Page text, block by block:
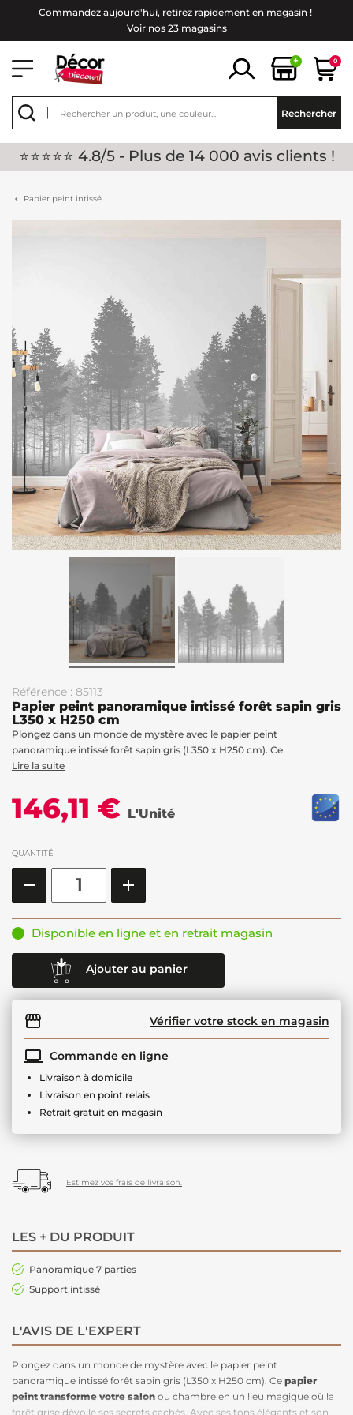
Commandez aujourd'hui, retirez rapidement en magasin !
Voir nos 23 magasins
+ 0
Rechercher
⭐⭐⭐⭐⭐ 4.8/5 - Plus de 14 000 avis clients !
Papier peint intissé
Référence : 85113
Papier peint panoramique intissé forêt sapin gris
L350 x H250 cm
Plongez dans un monde de mystère avec le papier peint
panoramique intissé forêt sapin gris (L350 x H250 cm). Ce
Lire la suite
146,11 € L'Unité
QUANTITÉ
Disponible en ligne et en retrait magasin
Ajouter au panier
Vérifier votre stock en magasin
Commande en ligne
Livraison à domicile
Livraison en point relais
Retrait gratuit en magasin
Estimez vos frais de livraison.
LES + DU PRODUIT
Panoramique 7 parties
Support intissé
L'AVIS DE L'EXPERT
Plongez dans un monde de mystère avec le papier peint
panoramique intissé forêt sapin gris (L350 x H250 cm). Ce papier
peint transforme votre salon ou chambre en un lieu magique où la
forêt grise dévoile ses secrets cachés. Avec ses tons élégants et son